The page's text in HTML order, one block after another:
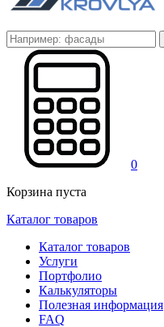
0
Корзина пуста
Каталог товаров
Каталог товаров
Услуги
Портфолио
Калькуляторы
Полезная информация
FAQ